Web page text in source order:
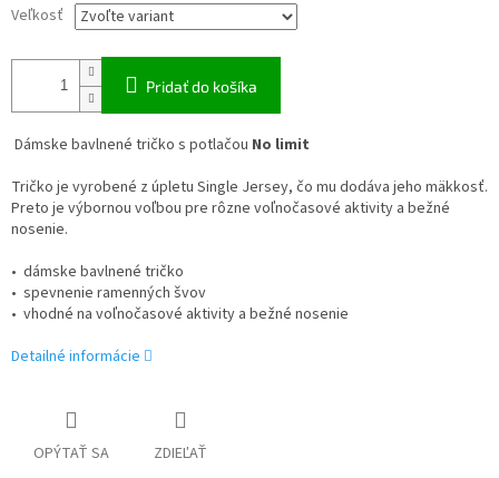
Veľkosť
Pridať do košíka
Dámske bavlnené tričko s potlačou No limit
Tričko je vyrobené z úpletu Single Jersey, čo mu dodáva jeho mäkkosť.
Preto je výbornou voľbou pre rôzne voľnočasové aktivity a bežné
nosenie.
• dámske bavlnené tričko
• spevnenie ramenných švov
• vhodné na voľnočasové aktivity a bežné nosenie
Detailné informácie
OPÝTAŤ SA ZDIEĽAŤ